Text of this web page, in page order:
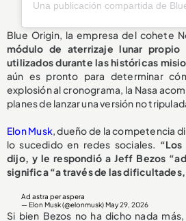
Blue Origin, la empresa del cohete
módulo de aterrizaje lunar propio
utilizados durante las históricas
aún es pronto para determinar
explosión al cronograma, la Nasa
planes de lanzar una versión no
Elon Musk, dueño de la competencia
lo sucedido en redes sociales.
dijo, y le respondió a Jeff Bezos
significa “a través de las
Ad astra per aspera
— Elon Musk (@elonmusk)May 29, 2026
Si bien Bezos no ha dicho nada